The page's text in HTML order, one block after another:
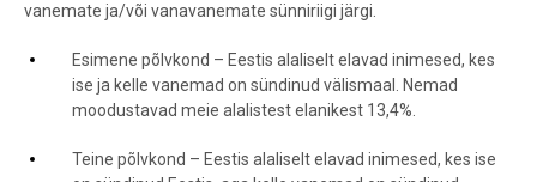
vanemate ja/või vanavanemate sünniriigi järgi.
Esimene põlvkond – Eestis alaliselt elavad inimesed, kes
ise ja kelle vanemad on sündinud välismaal. Nemad
moodustavad meie alalistest elanikest 13,4%.
Teine põlvkond – Eestis alaliselt elavad inimesed, kes ise